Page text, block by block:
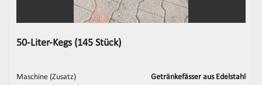
50-Liter-Kegs (145 Stück)
Maschine (Zusatz) Getränkefässer aus Edelstahl